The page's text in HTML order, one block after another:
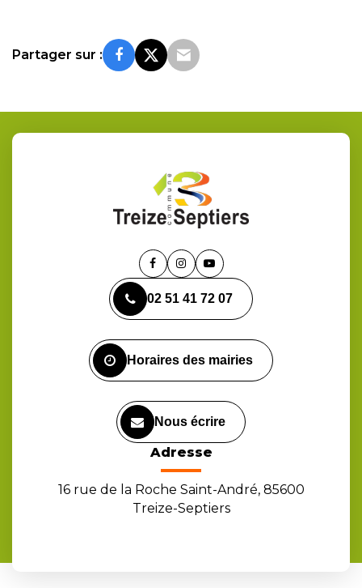
Partager sur :
Lien
le
compte
Lien
le
compte
Lien
la
chaîne
02 51 41 72 07
Horaires des mairies
Nous écrire
Adresse
16 rue de la Roche Saint-André, 85600
Treize-Septiers